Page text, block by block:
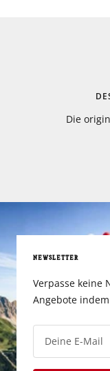
DESIGN AUS
Kultmarke für
NEWSLETTER
Verpasse keine
Angebote
Deine E-Mail